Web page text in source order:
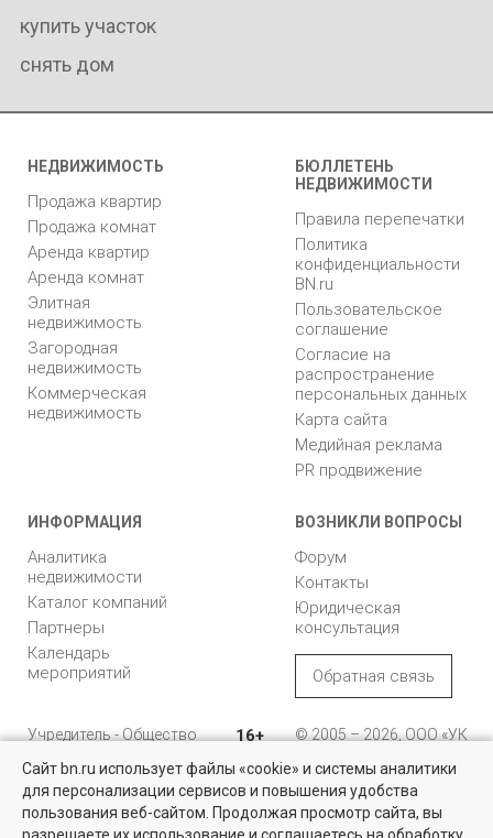
Найти квартиру - это просто!
Выбирайте среди 14 тысяч проверенных вариантов на вторичом
купить участок
снять дом
НЕДВИЖИМОСТЬ
Продажа квартир
Продажа комнат
Аренда квартир
Аренда комнат
Элитная
недвижимость
Загородная
недвижимость
Коммерческая
недвижимость
БЮЛЛЕТЕНЬ
НЕДВИЖИМОСТИ
Правила перепечатки
Политика
конфиденциальности
BN.ru
Пользовательское
соглашение
Согласие на
распространение
персональных данных
Карта сайта
Медийная реклама
PR продвижение
ИНФОРМАЦИЯ
Аналитика
недвижимости
Каталог компаний
Партнеры
Календарь
мероприятий
ВОЗНИКЛИ ВОПРОСЫ
Форум
Контакты
Юридическая
консультация
Обратная связь
Учредитель - Общество
ответственностью
"Управляющая
компания "Бюллетень
недвижимости"
16+
© 2005 – 2026, ООО «УК
196105, Санкт-
Петербург, пр. Юрия
Гагарина, 1
Сайт bn.ru использует файлы «cookie» и системы аналитики
для персонализации сервисов и повышения удобства
пользования веб-сайтом. Продолжая просмотр сайта, вы